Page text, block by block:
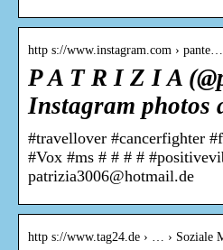
http s://www.instagram.com › pante…
P A T R I Z I A
Instagram photos
#travellover #cancerfighter
#Vox #ms # # # #
patrizia3006@hotmail.de
http s://www.tag24.de › … › Soziale